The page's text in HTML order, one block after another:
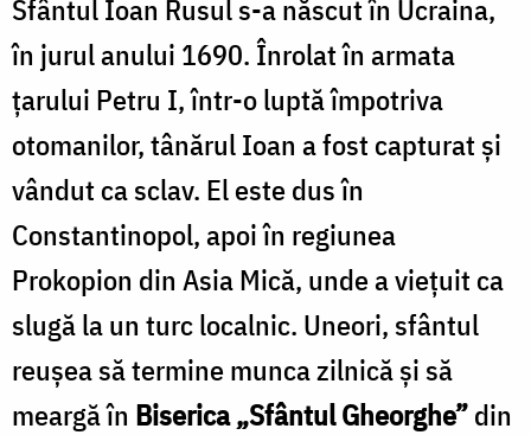
Zamfirescu
Sfântul Ioan Rusul s-a născut în Ucraina,
în jurul anului 1690. Înrolat în armata
țarului Petru I, într-o luptă împotriva
otomanilor, tânărul Ioan a fost capturat şi
vândut ca sclav. El este dus în
Constantinopol, apoi în regiunea
Prokopion din Asia Mică, unde a vieţuit ca
slugă la un turc localnic. Uneori, sfântul
reuşea să termine munca zilnică şi să
meargă în Biserica „Sfântul Gheorghe”din